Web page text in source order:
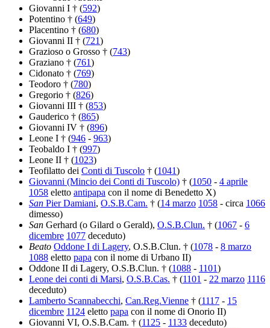
Giovanni I † (592)
Potentino † (649)
Placentino † (680)
Giovanni II † (721)
Grazioso o Grosso † (743)
Graziano † (761)
Cidonato † (769)
Teodoro † (780)
Gregorio † (826)
Giovanni III † (853)
Gauderico † (865)
Giovanni IV † (896)
Leone I † (946 - 963)
Teobaldo I † (997)
Leone II † (1023)
Teofilatto dei Conti di Tuscolo † (1041)
Giovanni (Mincio dei Conti di Tuscolo) † (1050 - 4 aprile
1058 eletto antipapa con il nome di Benedetto X)
San Pier Damiani, O.S.B.Cam. † (14 marzo 1058 - circa 1066
dimesso)
San Gerhard (o Gilard o Gerald), O.S.B.Clun. † (1067 - 6
dicembre 1077 deceduto)
Beato Oddone I di Lagery, O.S.B.Clun. † (1078 - 8 marzo
1088 eletto papa con il nome di Urbano II)
Oddone II di Lagery, O.S.B.Clun. † (1088 - 1101)
Leone dei conti di Marsi, O.S.B.Cas. † (1101 - 22 marzo 1116
deceduto)
Lamberto Scannabecchi, Can.Reg.Vienne † (1117 - 15
dicembre 1124 eletto papa con il nome di Onorio II)
Giovanni VI, O.S.B.Cam. † (1125 - 1133 deceduto)